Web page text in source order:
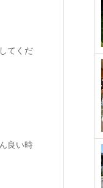
てくだ
良い時